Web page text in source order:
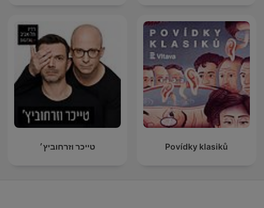
טייכר וזרחוביץ׳ Povídky klasiků